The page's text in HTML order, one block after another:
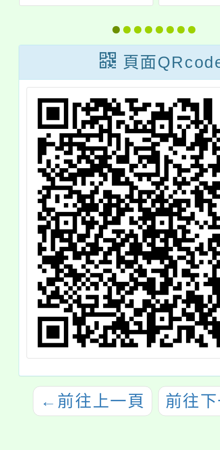
(二)
「青
知與
查」
們
頁面
← 前往上一頁 前往